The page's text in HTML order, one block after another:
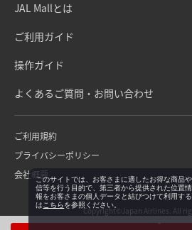
JAL Mallとは
ご利用ガイド
操作ガイド
よくあるご質問・お問い合わせ
ご利用規約
プライバシーポリシー
会社概要
Copyright©Japan Airlines. All
このサイトでは、お客さまに適したお得な商品
信等を行う目的で、第三者から提供された位置
報をお客さまの個人データと結びつけて利用す
は こちらを参照ください。